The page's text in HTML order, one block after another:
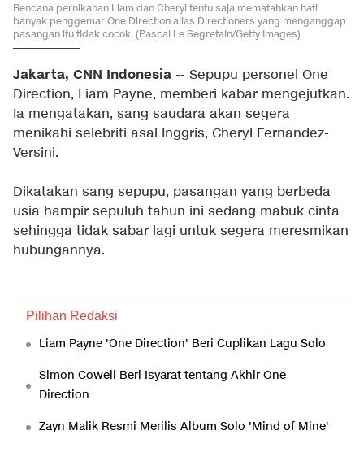
Rencana pernikahan Liam dan Cheryl tentu saja mematahkan hati
banyak penggemar One Direction alias Directioners yang menganggap
pasangan itu tidak cocok. (Pascal Le Segretain/Getty Images)
Jakarta, CNN Indonesia -- Sepupu personel One
Direction, Liam Payne, memberi kabar mengejutkan.
Ia mengatakan, sang saudara akan segera
menikahi selebriti asal Inggris, Cheryl Fernandez-
Versini.
Dikatakan sang sepupu, pasangan yang berbeda
usia hampir sepuluh tahun ini sedang mabuk cinta
sehingga tidak sabar lagi untuk segera meresmikan
hubungannya.
Pilihan Redaksi
Liam Payne 'One Direction' Beri Cuplikan Lagu Solo
Simon Cowell Beri Isyarat tentang Akhir One
Direction
Zayn Malik Resmi Merilis Album Solo 'Mind of Mine'